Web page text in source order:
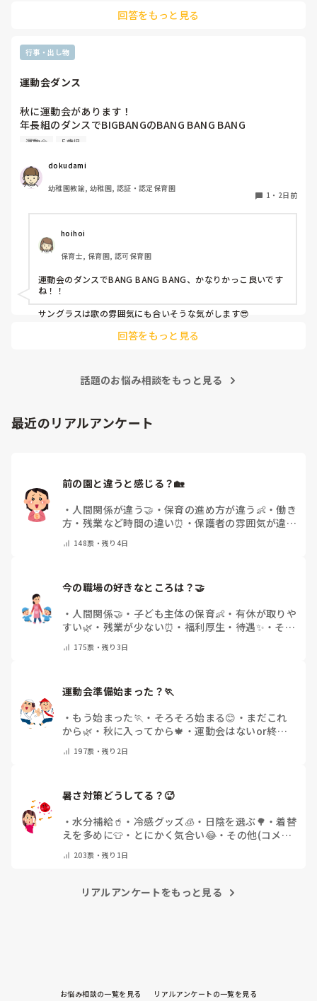
回答をもっと見る
行事・出し物
運動会ダンス
秋に運動会があります！
年長組のダンスでBIGBANGのBANG BANG BANG
踊ります！
運動会 5歳児
dokudami
幼稚園教諭, 幼稚園, 認証・認定保育園
1 ・ 2日前
hoihoi
保育士, 保育園, 認可保育園
運動会のダンスでBANG BANG BANG、かなりかっこ良いです
ね！！
サングラスは歌の雰囲気にも合いそうな気がします😎
回答をもっと見る
話題のお悩み相談をもっと見る
最近のリアルアンケート
前の園と違うと感じる？🏡
・ 人間関係が違う🤝 ・ 保育の進め方が違う👶 ・働き
方・残業など時間の違い⏰ ・保護者の雰囲気が違う
💬
給料が違う
で教えてください)
148票・残り4日
・ 人間関係🤝 ・ 子ども主体の保育👶 ・ 有休が取りや
すい🌿 ・ 残業が少ない⏰ ・ 福利厚生・待遇✨ ・ その
他(コメントで教えてください)
175票・残り3日
運動会準備始まった？🏃
・ もう始まった🏃 ・ そろそろ始まる😊 ・ まだこれ
から🌿 ・ 秋に入ってから🍁 ・運動会はないor終わ
った✨
その他(コメントで教えてください)
197票・残り2日
暑さ対策どうしてる？🥵
・水分補給🥤 ・ 冷感グッズ🧊 ・ 日陰を選ぶ🌳 ・着替
えを多めに👕 ・ とにかく気合い😂・ その他(コメン
トで教えてください)
203票・残り1日
リアルアンケートをもっと見る
お悩み相談の一覧を見る リアルアンケートの一覧を見る